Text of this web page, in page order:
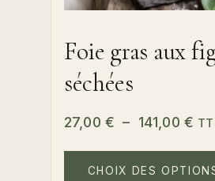
Foie gras aux
séchées
27,00 € – 141,00 €
prix
CHOIX DES